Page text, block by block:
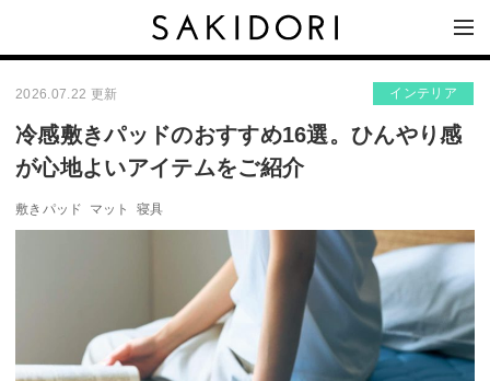
2026.07.22 更新 インテリア
冷感敷きパッドのおすすめ16選。ひんやり感
が心地よいアイテムをご紹介
敷きパッド マット 寝具